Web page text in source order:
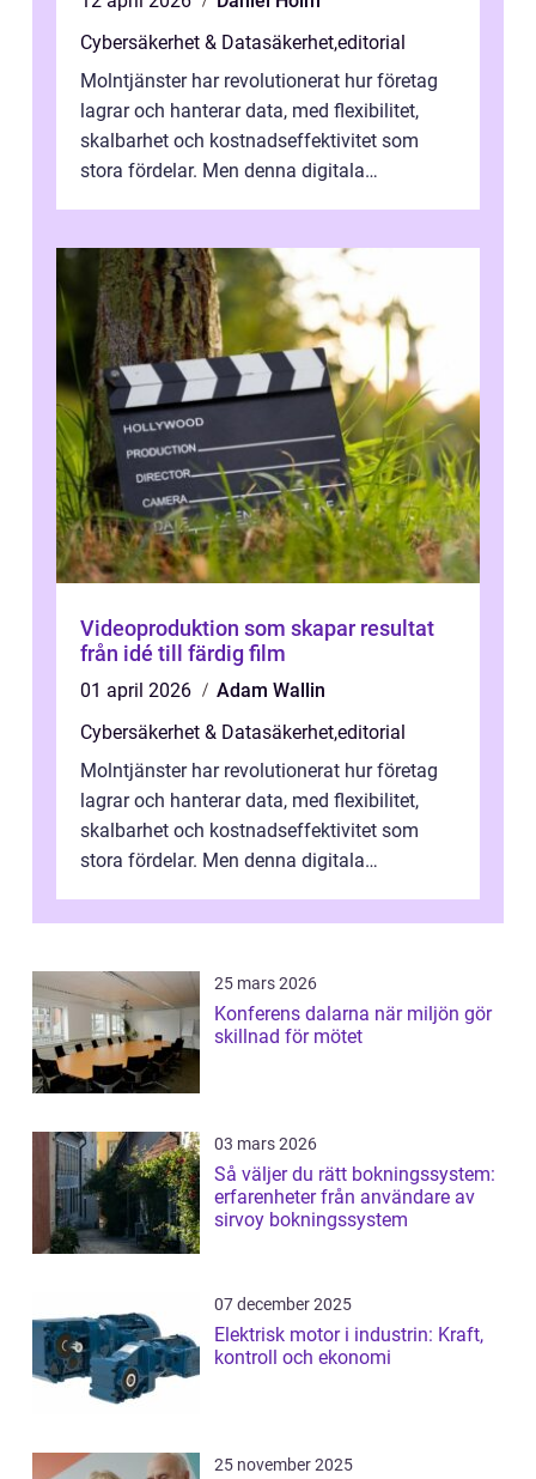
Cybersäkerhet & Datasäkerhet,editorial
Molntjänster har revolutionerat hur företag
lagrar och hanterar data, med flexibilitet,
skalbarhet och kostnadseffektivitet som
stora fördelar. Men denna digitala
Videoproduktion som skapar resultat
från idé till färdig film
01 april 2026
Adam Wallin
Cybersäkerhet & Datasäkerhet,editorial
Molntjänster har revolutionerat hur företag
lagrar och hanterar data, med flexibilitet,
skalbarhet och kostnadseffektivitet som
stora fördelar. Men denna digitala
25 mars 2026
Konferens dalarna när miljön gör
skillnad för mötet
03 mars 2026
Så väljer du rätt bokningssystem:
erfarenheter från användare av
sirvoy bokningssystem
07 december 2025
Elektrisk motor i industrin: Kraft,
kontroll och ekonomi
25 november 2025